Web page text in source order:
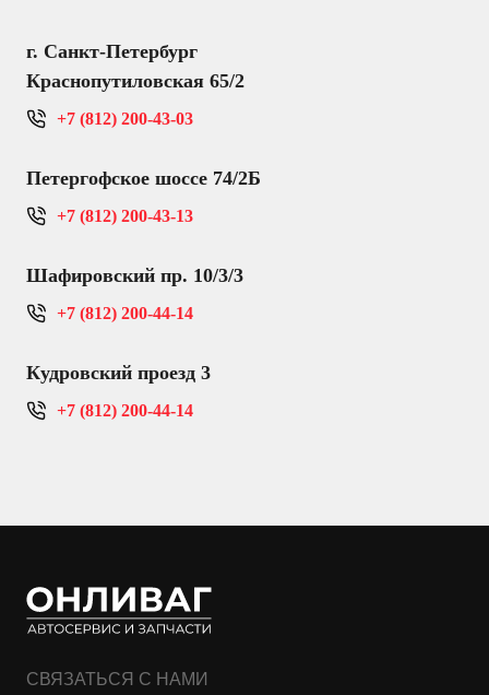
г. Санкт-Петербург
Краснопутиловская 65/2
+7 (812) 200-43-03
Петергофское шоссе 74/2Б
+7 (812) 200-43-13
Шафировский пр. 10/3/3
+7 (812) 200-44-14
Кудровский проезд 3
+7 (812) 200-44-14
СВЯЗАТЬСЯ С НАМИ